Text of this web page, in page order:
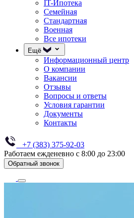
IT-Ипотека
Семейная
Стандартная
Военная
Все ипотеки
Ещё
Информационный центр
О компании
Вакансии
Отзывы
Вопросы и ответы
Условия гарантии
Документы
Контакты
+7 (383) 375-92-03
Работаем ежденевно с 8:00 до 23:00
Обратный звонок